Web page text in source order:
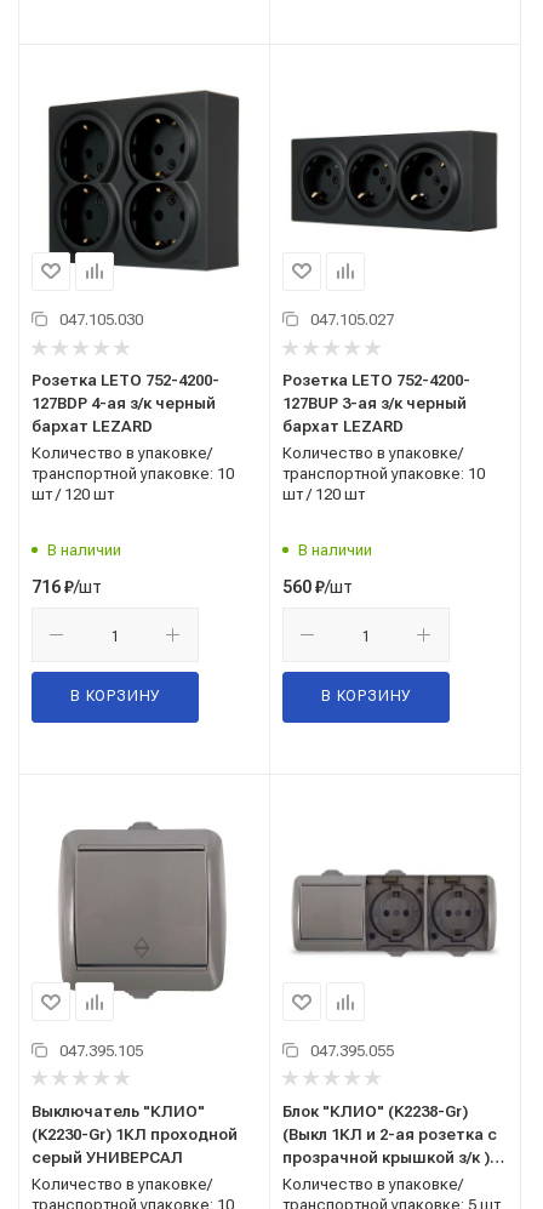
047.105.030
Розетка LETO 752-4200-
127BDP 4-ая з/к черный
бархат LEZARD
Количество в упаковке/
транспортной упаковке: 10
шт / 120 шт
В наличии
716₽/шт
В КОРЗИНУ
047.105.027
Розетка LETO 752-4200-
127ВUP 3-ая з/к черный
бархат LEZARD
Количество в упаковке/
транспортной упаковке: 10
шт / 120 шт
В наличии
560₽/шт
В КОРЗИНУ
047.395.105
Выключатель "КЛИО"
(K2230-Gr) 1КЛ проходной
серый УНИВЕРСАЛ
Количество в упаковке/
транспортной упаковке: 10
047.395.055
Блок "КЛИО" (K2238-Gr)
(Выкл 1КЛ и 2-ая розетка с
прозрачной крышкой з/к )
серый IP54 УНИВЕРСАЛ
Количество в упаковке/
транспортной упаковке: 5 шт